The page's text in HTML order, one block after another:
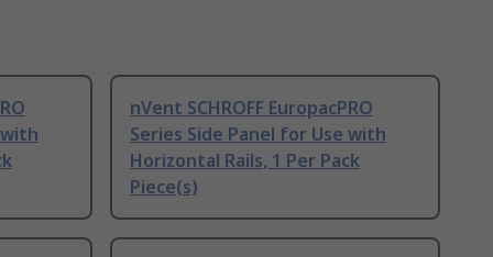
nVent SCHROFF EuropacPRO
Series Side Panel for Use with
Horizontal Rails, 1 Per Pack
Piece(s)